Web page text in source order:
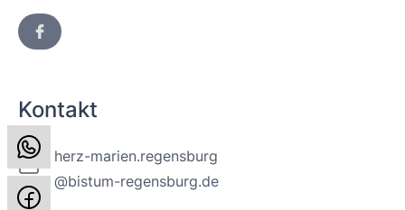
Kontakt
herz-marien.regensburg
@bistum-regensburg.de